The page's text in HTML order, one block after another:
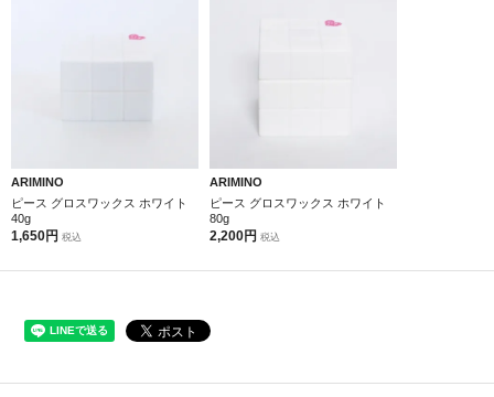
ARIMINO
ピース グロスワックス ホワイト
40g
1,650円 税込
ARIMINO
ピース グロスワックス ホワイト
80g
2,200円 税込